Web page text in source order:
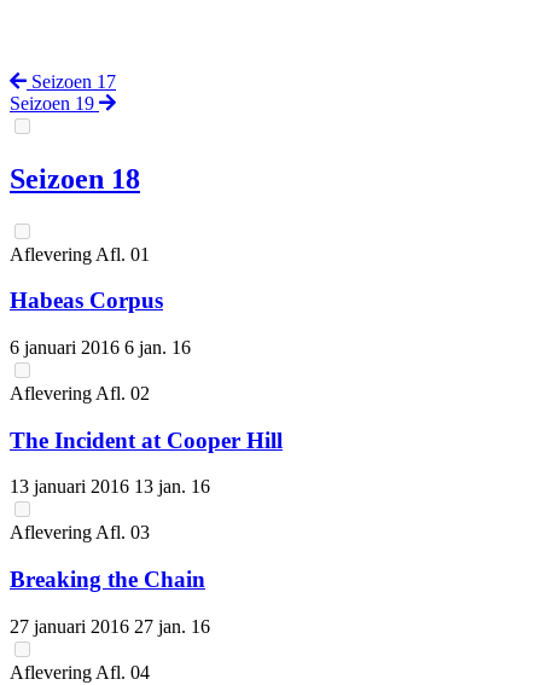
Seizoen 17
Seizoen 19
Seizoen 18
Aflevering Afl. 01
Habeas Corpus
6 januari 2016 6 jan. 16
Aflevering Afl. 02
The Incident at Cooper Hill
13 januari 2016 13 jan. 16
Aflevering Afl. 03
Breaking the Chain
27 januari 2016 27 jan. 16
Aflevering Afl. 04